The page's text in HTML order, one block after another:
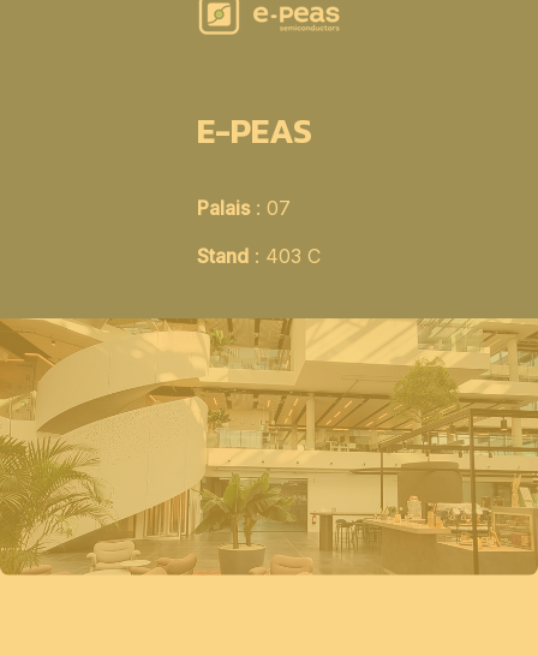
E-PEAS
Palais: 07
Stand: 403 C